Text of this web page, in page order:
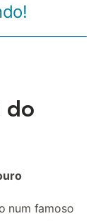
do
num famoso